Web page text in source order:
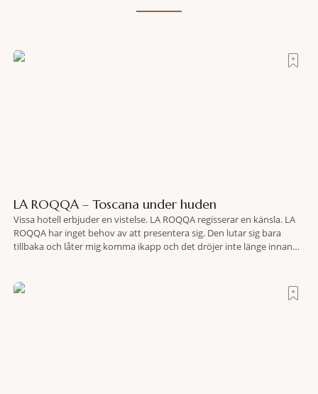
LA ROQQA – Toscana under huden
Vissa hotell erbjuder en vistelse. LA ROQQA regisserar en känsla. LA
ROQQA har inget behov av att presentera sig. Den lutar sig bara
tillbaka och låter mig komma ikapp och det dröjer inte länge innan